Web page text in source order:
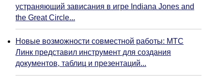
устраняющий зависания в игре Indiana Jones and
the Great Circle...
Новые возможности совместной работы: МТС
Линк представил инструмент для создания
документов, таблиц и презентаций...